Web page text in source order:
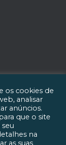
os cookies de
analisar
anúncios.
que o site
na
as suas